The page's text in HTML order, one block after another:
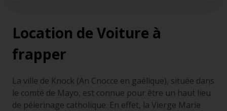
Location de Voiture à
frapper
La ville de Knock (An Cnocce en gaélique), située dans
le comté de Mayo, est connue pour être un haut lieu
de pélerinage catholique. En effet, la Vierge Marie